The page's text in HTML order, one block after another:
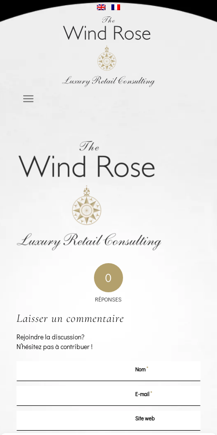
0
RÉPONSES
Laisser un commentaire
Rejoindre la discussion?
N’hésitez pas à contribuer !
Nom*
E-mail*
Site web